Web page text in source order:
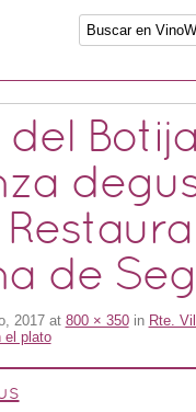
del
de
2017at 800 × 350in Rte.
el plato